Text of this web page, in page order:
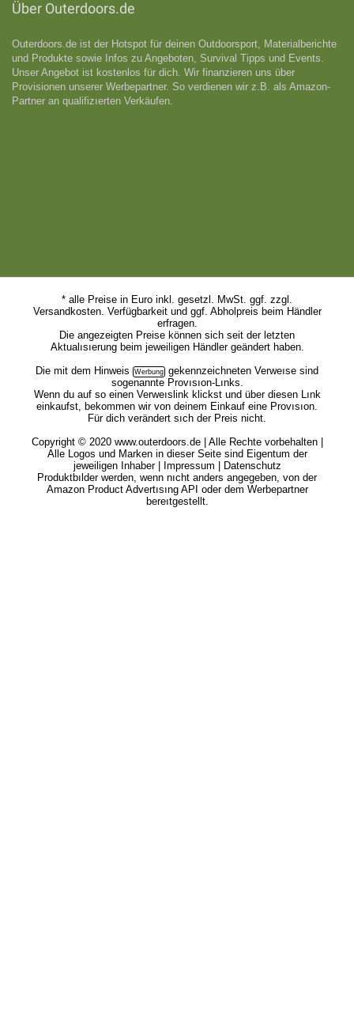
Über Outerdoors.de
Outerdoors.de ist der Hotspot für deinen Outdoorsport, Materialberichte
und Produkte sowie Infos zu Angeboten, Survival Tipps und Events.
Unser Angebot ist kostenlos für dich. Wir finanzieren uns über
Provisionen unserer Werbepartner. So verdienen wir z.B. als Amazon-
Partner an qualifizıerten Verkäufen.
* alle Preise in Euro inkl. gesetzl. MwSt. ggf. zzgl.
Versandkosten. Verfügbarkeit und ggf. Abholpreis beim Händler
erfragen.
Die angezeigten Preise können sich seit der letzten
Aktualısıerung beim jeweiligen Händler geändert haben.
Die mit dem Hinweis
gekennzeichneten Verweıse sind
sogenannte Provısıon-Lınks.
Wenn du auf so einen Verweıslink klickst und über diesen Lınk
einkaufst, bekommen wir von deinem Einkauf eine Provısıon.
Für dich verändert sıch der Preis nicht.
Copyright © 2020 www.outerdoors.de | Alle Rechte vorbehalten |
Alle Logos und Marken in dieser Seite sind Eigentum der
jeweiligen Inhaber |
Impressum
Datenschutz
Produktbılder werden, wenn nıcht anders angegeben, von der
Amazon Product Advertısıng API oder dem Werbepartner
bereıtgestellt.